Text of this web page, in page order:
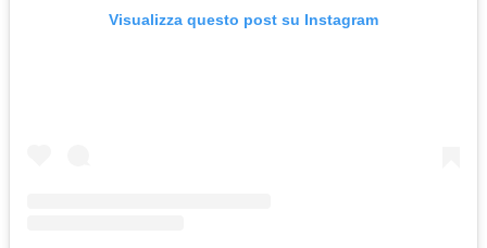
Visualizza questo post su Instagram